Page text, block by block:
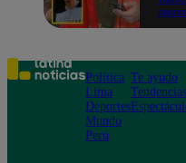
el
Política
Lima
Deportes
Mundo
Perú
Te ayudo
Tendencias